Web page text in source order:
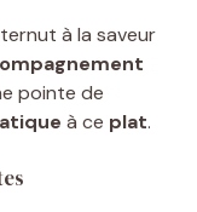
à la saveur
pointe de
à ce plat.